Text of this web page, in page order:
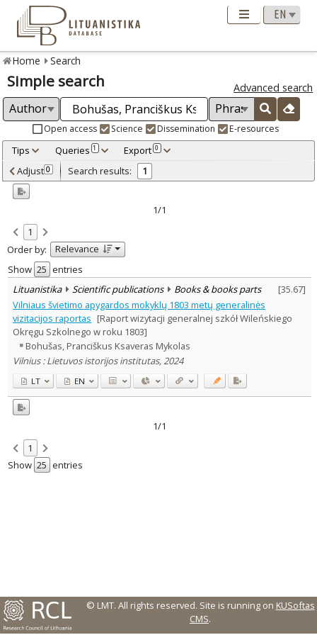
Home Search
Simple search Advanced search
Open access Science Dissemination E-resources
Tips Queries 1 Export 0
Adjusted by criteria 0
Year
Refine
Scientific publications
Document Type:
Books & books parts
Subject area
History
Text language
Country of publication
Historical periods
Lithuanian place names
Subject
Journal
Adjust 0 Search results: 1
1/1
1
Order by:
Relevance
Show
entries
Lituanistika
Scientific publications Books & books parts [35.67]
Vilniaus švietimo apygardos mokyklų 1803 metų generalinės
vizitacijos raportas [Raport wizytacji generalnej szkół Wileńskiego
Okręgu Szkolnego w roku 1803]
Bohušas, Pranciškus Ksaveras Mykolas
Vilnius : Lietuvos istorijos institutas, 2024
LT EN
1/1
1
Show
entries
© LMT. All rights reserved. Site is running on KUSoftas
CMS.